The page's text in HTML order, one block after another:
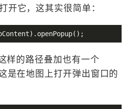
开它，这其实很简单：
样的路径叠加也有一个
是在地图上打开弹出窗口的